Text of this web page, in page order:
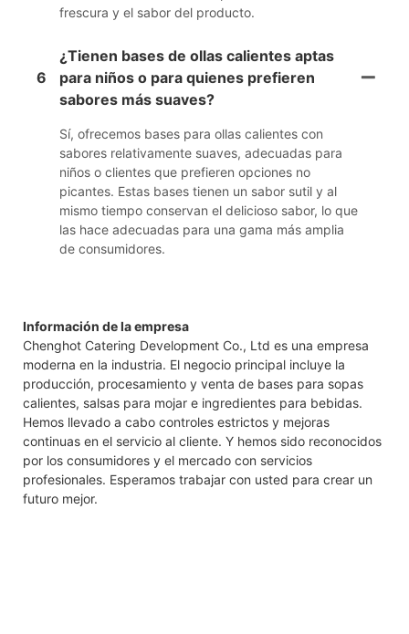
frescura y el sabor del producto.
6
¿Tienen bases de ollas calientes aptas
para niños o para quienes prefieren
sabores más suaves?
Sí, ofrecemos bases para ollas calientes con
sabores relativamente suaves, adecuadas para
niños o clientes que prefieren opciones no
picantes. Estas bases tienen un sabor sutil y al
mismo tiempo conservan el delicioso sabor, lo que
las hace adecuadas para una gama más amplia
de consumidores.
Información de la empresa
Chenghot Catering Development Co., Ltd es una empresa
moderna en la industria. El negocio principal incluye la
producción, procesamiento y venta de bases para sopas
calientes, salsas para mojar e ingredientes para bebidas.
Hemos llevado a cabo controles estrictos y mejoras
continuas en el servicio al cliente. Y hemos sido reconocidos
por los consumidores y el mercado con servicios
profesionales. Esperamos trabajar con usted para crear un
futuro mejor.